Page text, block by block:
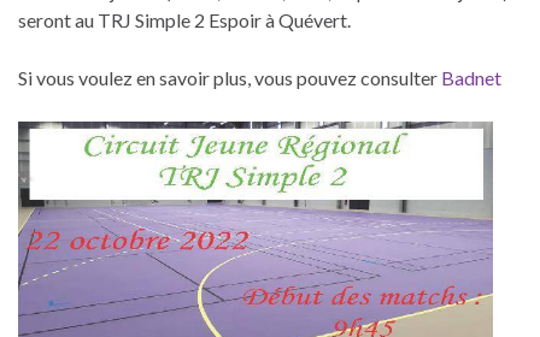
seront au TRJ Simple 2 Espoir à Quévert.
Si vous voulez en savoir plus, vous pouvez consulter Badnet